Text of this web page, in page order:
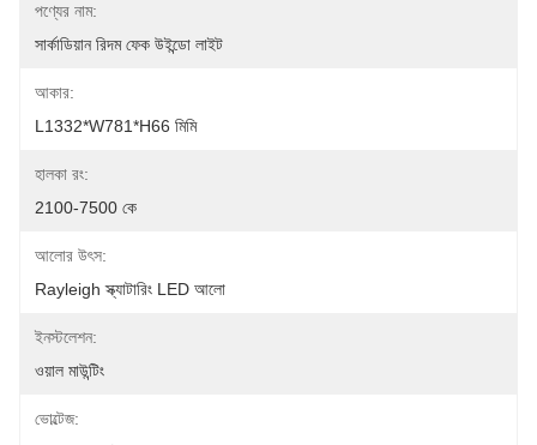
পণ্যের নাম:
সার্কাডিয়ান রিদম ফেক উইন্ডো লাইট
আকার:
L1332*W781*H66 মিমি
হালকা রং:
2100-7500 কে
আলোর উৎস:
Rayleigh স্ক্যাটারিং LED আলো
ইনস্টলেশন:
ওয়াল মাউন্টিং
ভোল্টেজ: